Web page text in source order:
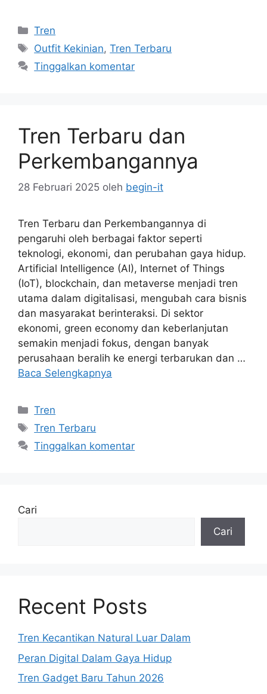
Kategori
Tren
Tag
Outfit Kekinian,Tren Terbaru
Tinggalkan komentar
Tren Terbaru dan
Perkembangannya
28 Februari 2025 oleh begin-it
Tren Terbaru dan Perkembangannya di
pengaruhi oleh berbagai faktor seperti
teknologi, ekonomi, dan perubahan gaya hidup.
Artificial Intelligence (AI), Internet of Things
(IoT), blockchain, dan metaverse menjadi tren
utama dalam digitalisasi, mengubah cara bisnis
dan masyarakat berinteraksi. Di sektor
ekonomi, green economy dan keberlanjutan
semakin menjadi fokus, dengan banyak
perusahaan beralih ke energi terbarukan dan …
Baca Selengkapnya
Kategori
Tren
Tag
Tren Terbaru
Tinggalkan komentar
Cari
Cari
Recent Posts
Tren Kecantikan Natural Luar Dalam
Peran Digital Dalam Gaya Hidup
Tren Gadget Baru Tahun 2026